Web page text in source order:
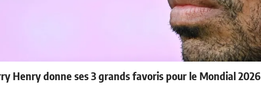
Henry donne ses 3 grands favoris pour le Mondial 2026